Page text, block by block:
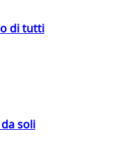
di tutti
soli